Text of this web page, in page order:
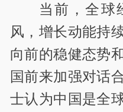
当前，全球
风，增长动能持
向前的稳健态势
国前来加强对话
士认为中国是全